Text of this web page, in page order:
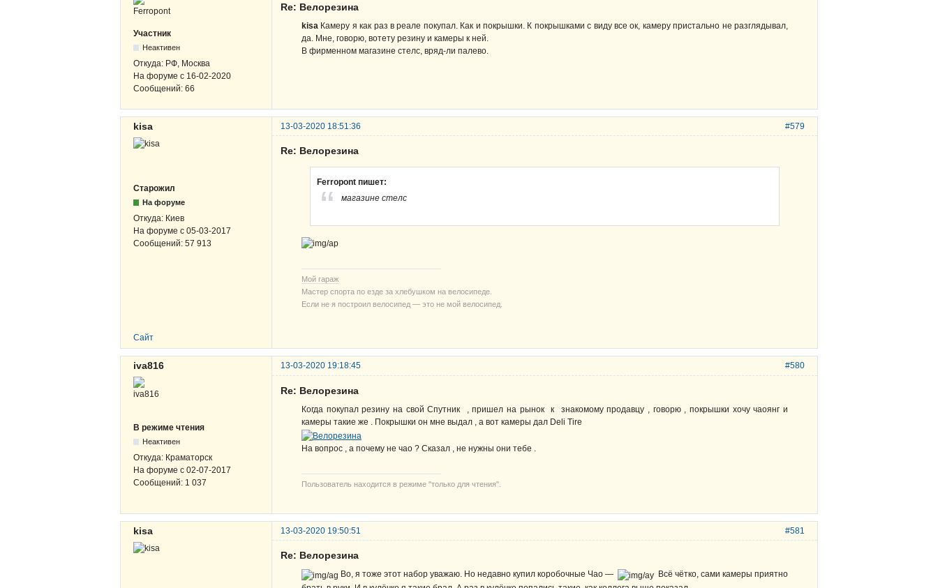
Участник
Неактивен
Откуда: РФ, Москва
На форуме с 16-02-2020
Сообщений: 66
Re: Велорезина
kisa Камеру я как раз в реале покупал. Как и покрышки. К покрышками с виду все ок, камеру пристально не разглядывал,
да. Мне, говорю, вотету резину и камеры к ней.
В фирменном магазине стелс, вряд-ли палево.
#579
kisa 13-03-2020 18:51:36
Старожил
На форуме
Откуда: Киев
На форуме с 05-03-2017
Сообщений: 57 913
Re: Велорезина
Ferropont пишет:
магазине стелс
Мой гараж
Мастер спорта по езде за хлебушком на велосипеде.
Если не я построил велосипед — это не мой велосипед.
Сайт
#580
iva816 13-03-2020 19:18:45
В режиме чтения
Неактивен
Откуда: Краматорск
На форуме с 02-07-2017
Сообщений: 1 037
Re: Велорезина
Когда покупал резину на свой Спутник , пришел на рынок к знакомому продавцу , говорю , покрышки хочу чаоянг и
камеры такие же . Покрышки он мне выдал , а вот камеры дал Deli Tire
На вопрос , а почему не чао ? Сказал , не нужны они тебе .
Пользователь находится в режиме "только для чтения".
#581
kisa 13-03-2020 19:50:51
Re: Велорезина
Во, я тоже этот набор уважаю. Но недавно купил коробочные Чао —
Всё чётко, сами камеры приятно